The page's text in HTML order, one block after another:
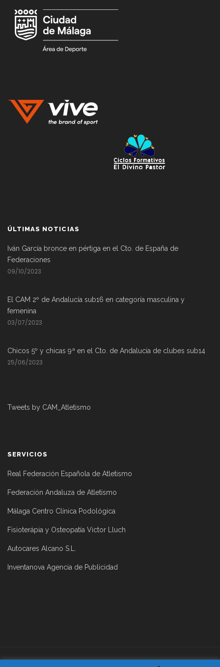
ÚLTIMAS NOTICIAS
Iván García bronce en pértiga en el Cto. de España de
Federaciones
09/10/2023
El CAM 2º de Andalucía sub16 en categoría masculina y
femenina
03/07/2023
Chicos 5º y chicas 9ª en el Cto. de Andalucía de clubes sub14
25/06/2023
Tweets by CAM_Atletismo
SERVICIOS
Real Federación Española de Atletismo
Federación Andaluza de Atletismo
Málaga Centro Clínica Podológica
Fisioterápia y Osteopatía Victor Lluch
Autocares Alcano S.L.
Inventanova Agencia de Publicidad